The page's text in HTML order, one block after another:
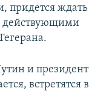
придется ждать
действующими
и президент
встретятся в